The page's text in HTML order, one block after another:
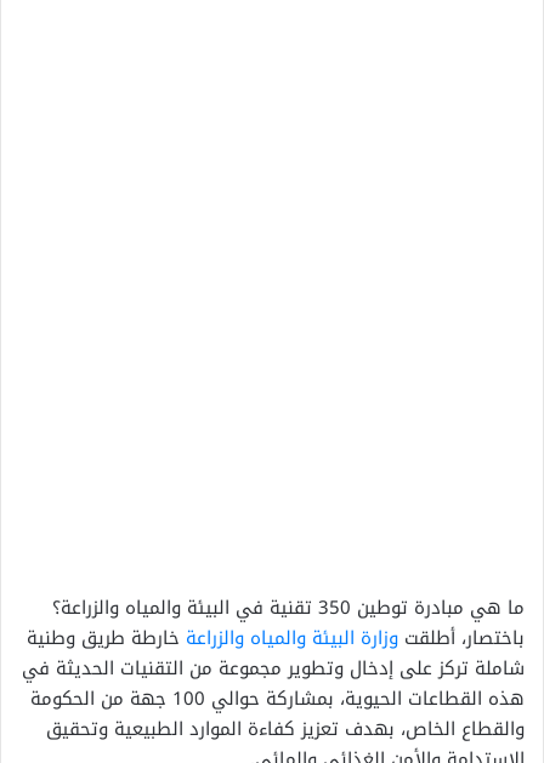
ما هي مبادرة توطين 350 تقنية في البيئة والمياه والزراعة؟
باختصار، أطلقت وزارة البيئة والمياه والزراعة خارطة طريق وطنية
شاملة تركز على إدخال وتطوير مجموعة من التقنيات الحديثة في
هذه القطاعات الحيوية، بمشاركة حوالي 100 جهة من الحكومة
والقطاع الخاص، بهدف تعزيز كفاءة الموارد الطبيعية وتحقيق